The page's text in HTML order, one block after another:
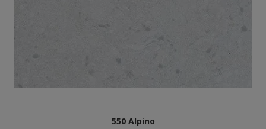
550 Alpino